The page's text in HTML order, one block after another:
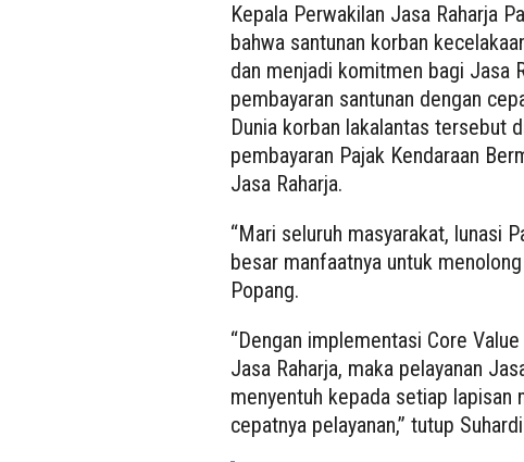
Kepala Perwakilan Jasa Raharja
bahwa santunan korban
dan menjadi komitmen bagi Jasa
pembayaran santunan dengan
Dunia korban lakalantas tersebut
pembayaran Pajak Kendaraan
Jasa Raharja.
“Mari seluruh masyarakat, lunasi
besar manfaatnya untuk
Popang.
“Dengan implementasi Core
Jasa Raharja, maka pelayanan
menyentuh kepada setiap lapisan
cepatnya pelayanan,” tutup